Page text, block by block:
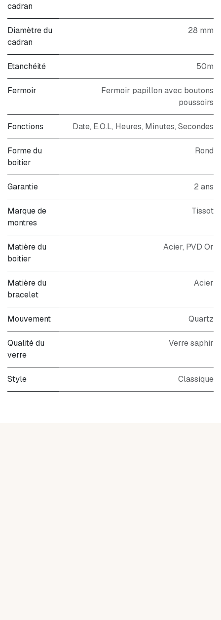
cadran
Diamètre du
cadran
28 mm
Etanchéité 50m
Fermoir
Fermoir papillon avec boutons
poussoirs
Fonctions Date, E.O.L, Heures, Minutes, Secondes
Forme du
boitier
Rond
Garantie 2 ans
Marque de
montres
Tissot
Matière du
boitier
Acier, PVD Or
Matière du
bracelet
Acier
Mouvement Quartz
Qualité du
verre
Verre saphir
Style Classique